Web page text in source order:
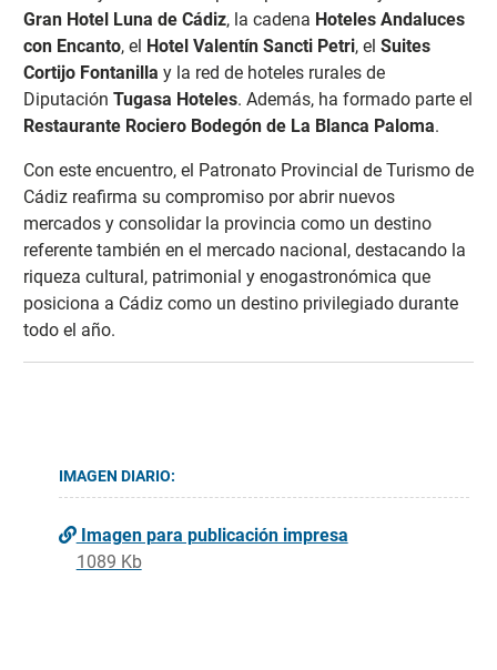
Gran Hotel Luna de Cádiz, la cadena Hoteles Andaluces
con Encanto, el Hotel Valentín Sancti Petri, el Suites
Cortijo Fontanilla y la red de hoteles rurales de
Diputación Tugasa Hoteles. Además, ha formado parte el
Restaurante Rociero Bodegón de La Blanca Paloma.
Con este encuentro, el Patronato Provincial de Turismo de
Cádiz reafirma su compromiso por abrir nuevos
mercados y consolidar la provincia como un destino
referente también en el mercado nacional, destacando la
riqueza cultural, patrimonial y enogastronómica que
posiciona a Cádiz como un destino privilegiado durante
todo el año.
IMAGEN DIARIO:
Imagen para publicación impresa
1089 Kb